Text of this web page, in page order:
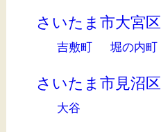
さいたま市大宮区
吉敷町 堀の内町
さいたま市見沼区
大谷